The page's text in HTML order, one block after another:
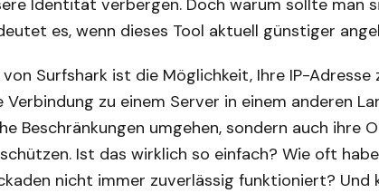
Identität verbergen. Doch warum sollte man
es, wenn dieses Tool aktuell günstiger
Surfshark ist die Möglichkeit, Ihre IP-Adresse
zu einem Server in einem anderen
Beschränkungen umgehen, sondern auch ihre
Ist das wirklich so einfach? Wie oft
nicht immer zuverlässig funktioniert? Und